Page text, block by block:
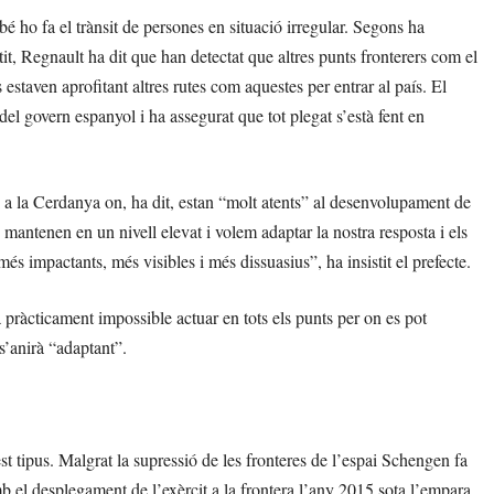
ho fa el trànsit de persones en situació irregular. Segons ha
Regnault ha dit que han detectat que altres punts fronterers com el
aprofitant altres rutes com aquestes per entrar al país. El
govern espanyol i ha assegurat que tot plegat s’està fent en
la Cerdanya on, ha dit, estan “molt atents” al desenvolupament de
en un nivell elevat i volem adaptar la nostra resposta i els
impactants, més visibles i més dissuasius”, ha insistit el prefecte.
impossible actuar en tots els punts per on es pot
“adaptant”.
tipus. Malgrat la supressió de les fronteres de l’espai Schengen fa
desplegament de l’exèrcit a la frontera l’any 2015 sota l’empara